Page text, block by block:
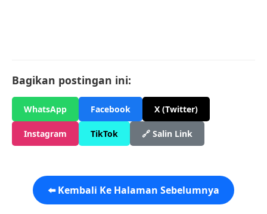
Bagikan postingan ini:
WhatsApp Facebook X (Twitter)
Instagram TikTok 🔗 Salin Link
⬅️ Kembali Ke Halaman Sebelumnya